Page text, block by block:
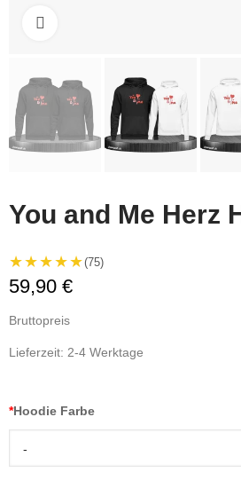
You and Me Herz
★★★★★(75)
59,90 €
Bruttopreis
Lieferzeit: 2-4 Werktage
*Hoodie Farbe
-